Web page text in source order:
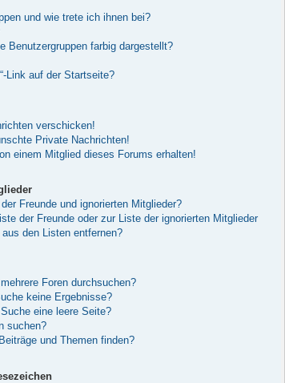
und wie trete ich ihnen bei?
Benutzergruppen farbig dargestellt?
Link auf der Startseite?
verschicken!
Private Nachrichten!
einem Mitglied dieses Forums erhalten!
Freunde und ignorierten Mitglieder?
der Freunde oder zur Liste der ignorierten Mitglieder
den Listen entfernen?
Foren durchsuchen?
keine Ergebnisse?
eine leere Seite?
suchen?
und Themen finden?